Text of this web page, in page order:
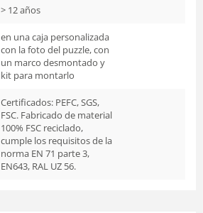
> 12 años
en una caja personalizada
con la foto del puzzle, con
un marco desmontado y
kit para montarlo
Certificados: PEFC, SGS,
FSC. Fabricado de material
100% FSC reciclado,
cumple los requisitos de la
norma EN 71 parte 3,
EN643, RAL UZ 56.